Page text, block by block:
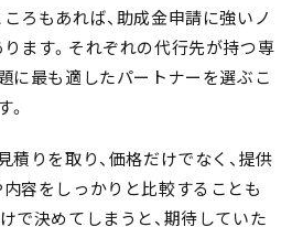
ろもあれば、助成金申請に強いノ
ます。それぞれの代行先が持つ専
に最も適したパートナーを選ぶこ
。
積りを取り、価格だけでなく、提供
容をしっかりと比較することも
で決めてしまうと、期待していた